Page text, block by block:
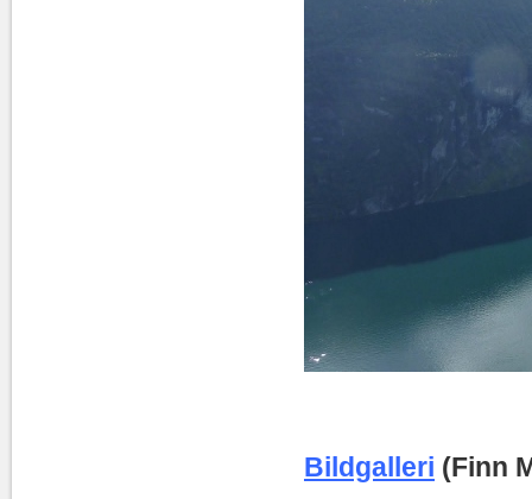
Bildgalleri (Finn